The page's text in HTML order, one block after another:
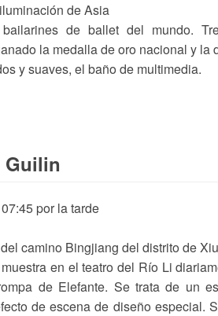
de Asia
de ballet del mundo.
la medalla de oro nacional y la
y suaves, el baño de multimedia.
Guilin
por la tarde
camino Bingjiang del distrito de
en el teatro del Río Li
de Elefante. Se trata de un
de escena de diseño especial.